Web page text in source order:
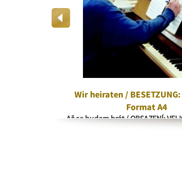
Wir heiraten / BESETZUNG:
Format A4
Až se budem brát / OBSAZENÍ: